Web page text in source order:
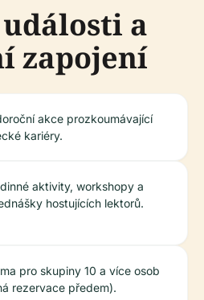
a
zapojení
akce prozkoumávající
kariéry.
aktivity, workshopy a
hostujících lektorů.
pro skupiny 10 a více osob
rezervace předem).